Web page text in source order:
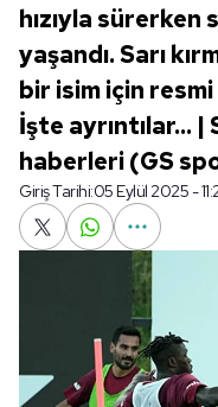
hızıyla
yaşandı. Sarı
bir isim için
İşte ayrıntılar...
haberleri (GS
Giriş Tarihi:05 Eylül 2025 -